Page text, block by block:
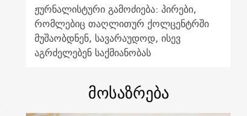
ჟურნალისტური გამოძიება: პირები,
რომლებიც თაღლითურ ქოლცენტრში
მუშაობდნენ, სავარაუდოდ, ისევ
აგრძელებენ საქმიანობას
მოსაზრება